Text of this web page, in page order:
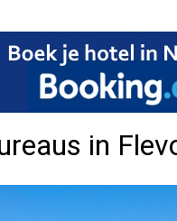
in